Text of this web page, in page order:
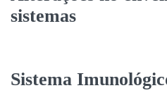
sistemas
Sistema